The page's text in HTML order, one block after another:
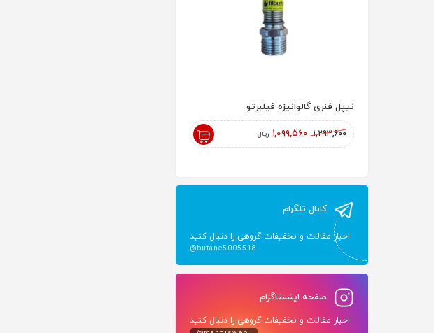
نیپل فنری گالوانیزه فیلبرتو
۱,۲۹۳,۶۰۰ ۱,۰۹۹,۵۶۰ ریال
کانال تلگرام
اخبار مقالات و تخفیفات گروهی را دنبال کنید
@butane5005518
صفحه اینستاگرام
اخبار مقالات و تخفیفات گروهی را دنبال کنید